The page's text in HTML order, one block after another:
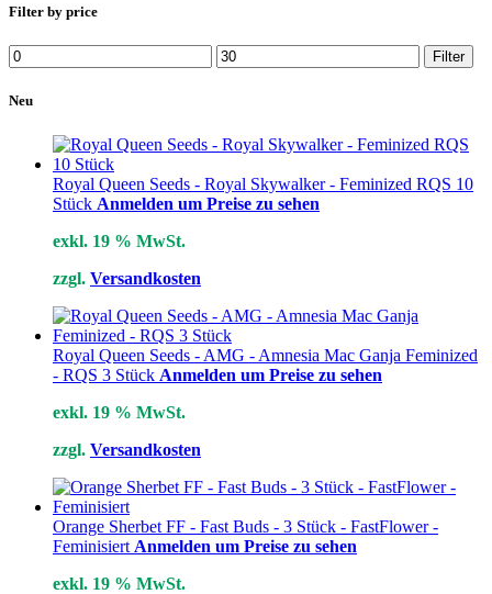
Filter by price
Min.
Preis
Max.
Preis
Filter
Neu
Royal Queen Seeds - Royal Skywalker - Feminized RQS 10
Stück Anmelden um Preise zu sehen
exkl. 19 % MwSt.
zzgl. Versandkosten
Royal Queen Seeds - AMG - Amnesia Mac Ganja Feminized
- RQS 3 Stück Anmelden um Preise zu sehen
exkl. 19 % MwSt.
zzgl. Versandkosten
Orange Sherbet FF - Fast Buds - 3 Stück - FastFlower -
Feminisiert Anmelden um Preise zu sehen
exkl. 19 % MwSt.